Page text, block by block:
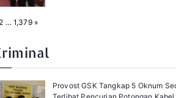
2 … 1,379 N
»
Provost GSK Tangkap 5 Oknum